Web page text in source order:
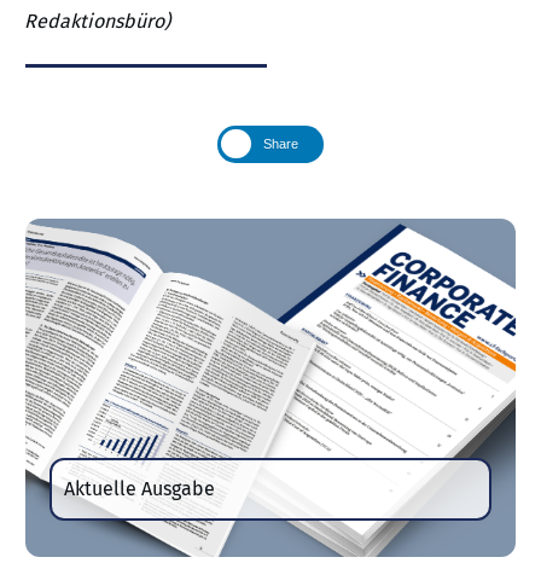
Redaktionsbüro)
Share
Aktuelle Ausgabe